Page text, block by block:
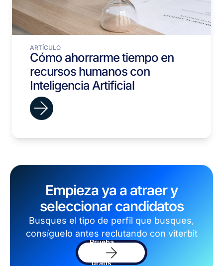
ARTÍCULO
Cómo ahorrarme tiempo en
recursos humanos con
Inteligencia Artificial
Empieza ya a atraer y
seleccionar candidatos
Busques el tipo de perfil que busques,
consíguelo antes reclutando con viterbit
Prueba
sofware
gratis